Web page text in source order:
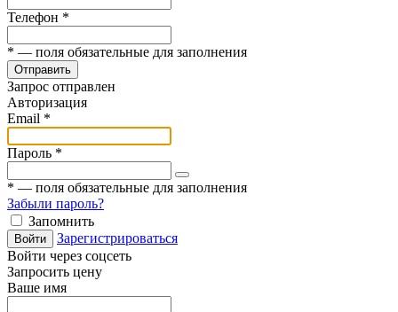
Телефон *
* — поля обязательные для заполнения
Отправить
Запрос отправлен
Авторизация
Email *
Пароль *
* — поля обязательные для заполнения
Забыли пароль?
Запомнить
Войти
Зарегистрироваться
Войти через соцсеть
Запросить цену
Ваше имя